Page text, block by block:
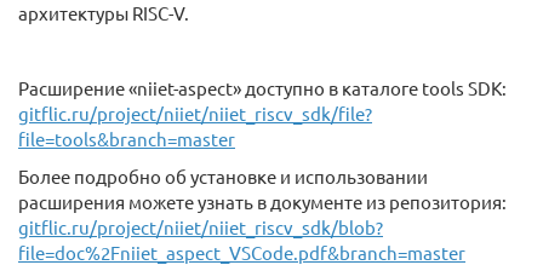
архитектуры RISC-V.
Расширение «niiet-aspect» доступно в каталоге tools SDK:
gitflic.ru/project/niiet/niiet_riscv_sdk/file?
file=tools&branch=master
Более подробно об установке и использовании
расширения можете узнать в документе из репозитория:
gitflic.ru/project/niiet/niiet_riscv_sdk/blob?
file=doc%2Fniiet_aspect_VSCode.pdf&branch=master